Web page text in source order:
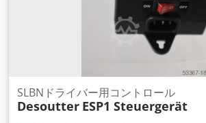
SLBNドライバー用コントロール
Desoutter ESP1 Steuergerät